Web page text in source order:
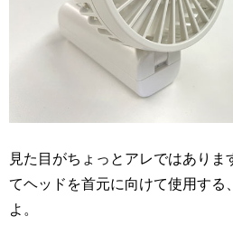
見た目がちょっとアレではあり
てヘッドを首元に向けて使用する
よ。